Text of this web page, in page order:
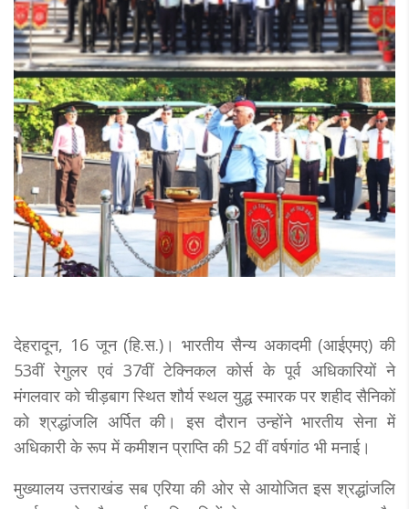
देहरादून, 16 जून (हि.स.)। भारतीय सैन्य अकादमी (आईएमए) की
53वीं रेगुलर एवं 37वीं टेक्निकल कोर्स के पूर्व अधिकारियों ने
मंगलवार को चीड़बाग स्थित शौर्य स्थल युद्ध स्मारक पर शहीद सैनिकों
को श्रद्धांजलि अर्पित की। इस दौरान उन्होंने भारतीय सेना में
अधिकारी के रूप में कमीशन प्राप्ति की 52 वीं वर्षगांठ भी मनाई।
मुख्यालय उत्तराखंड सब एरिया की ओर से आयोजित इस श्रद्धांजलि